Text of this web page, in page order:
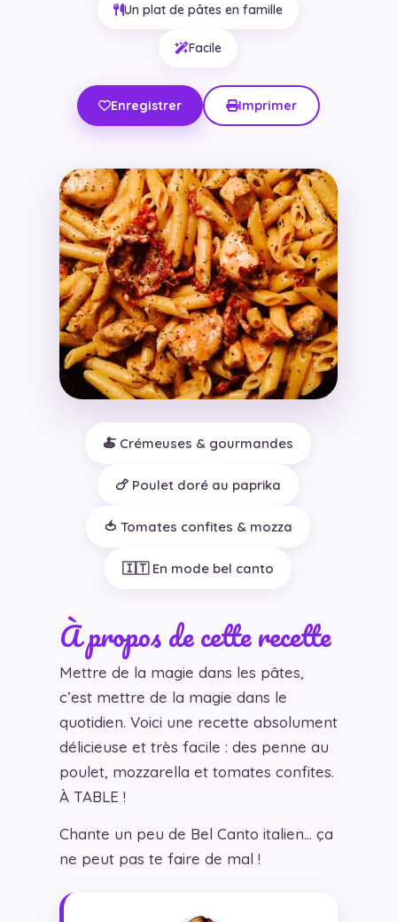
Un plat de pâtes en famille
Facile
Enregistrer Imprimer
🍝 Crémeuses & gourmandes
🍗 Poulet doré au paprika
🍅 Tomates confites & mozza
🇮🇹 En mode bel canto
À propos de cette recette
Mettre de la magie dans les pâtes,
c’est mettre de la magie dans le
quotidien. Voici une recette absolument
délicieuse et très facile : des penne au
poulet, mozzarella et tomates confites.
À TABLE !
Chante un peu de Bel Canto italien… ça
ne peut pas te faire de mal !